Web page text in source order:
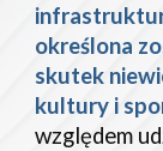
określona
skutek
kultury i
względem